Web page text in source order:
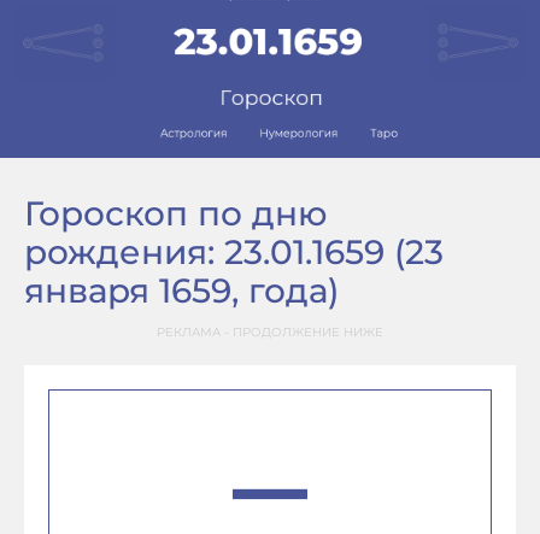
Гороскоп по дню
рождения: 23.01.1659 (23
января 1659, года)
РЕКЛАМА - ПРОДОЛЖЕНИЕ НИЖЕ
–